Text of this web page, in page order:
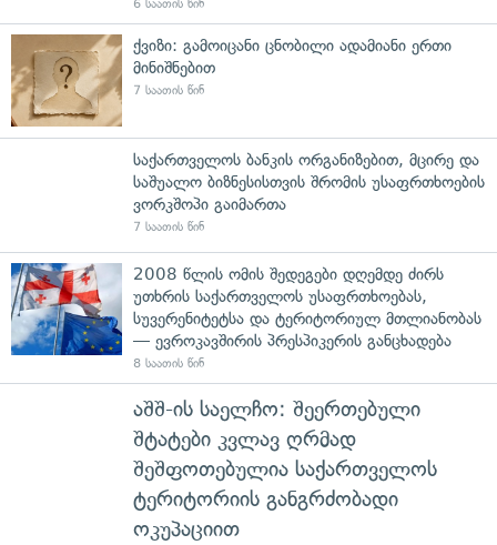
6 საათის წინ
ქვიზი: გამოიცანი ცნობილი ადამიანი ერთი
მინიშნებით
7 საათის წინ
საქართველოს ბანკის ორგანიზებით, მცირე და
საშუალო ბიზნესისთვის შრომის უსაფრთხოების
ვორკშოპი გაიმართა
7 საათის წინ
2008 წლის ომის შედეგები დღემდე ძირს
უთხრის საქართველოს უსაფრთხოებას,
სუვერენიტეტსა და ტერიტორიულ მთლიანობას
— ევროკავშირის პრესპიკერის განცხადება
8 საათის წინ
აშშ-ის საელჩო: შეერთებული
შტატები კვლავ ღრმად
შეშფოთებულია საქართველოს
ტერიტორიის განგრძობადი
ოკუპაციით